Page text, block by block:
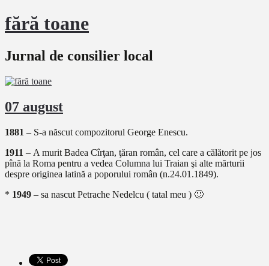
fără toane
Jurnal de consilier local
07 august
1881 – S-a născut compozitorul George Enescu.
1911 – A murit Badea Cîrţan, ţăran român, cel care a călătorit pe jos
pînă la Roma pentru a vedea Columna lui Traian şi alte mărturii
despre originea latină a poporului român (n.24.01.1849).
* 1949 – sa nascut Petrache Nedelcu ( tatal meu ) 🙂